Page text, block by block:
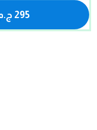
295 ج.م